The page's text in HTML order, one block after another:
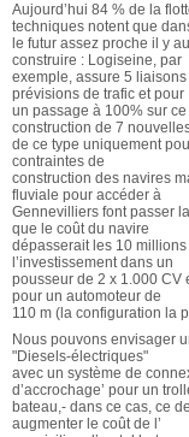
Aujourd’hui 84 % de la
techniques notent que
le futur assez proche il y
construire : Logiseine, par
exemple, assure 5
prévisions de trafic et pour
un passage à 100% sur
construction de 7
de ce type uniquement
contraintes de
construction des navires
fluviale pour accéder à
Gennevilliers font passer
que le coût du navire
dépasserait les 10
l’investissement dans un
pousseur de 2 x 1.000 CV
pour un automoteur de
110 m (la configuration la
Nous pouvons envisager
"Diesels-électriques"
avec un système de
d’accrochage’ pour un
bateau,- dans ce cas, ce
augmenter le coût de l’